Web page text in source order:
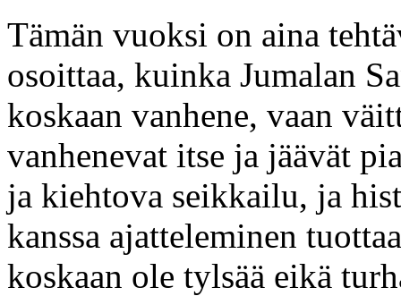
Tämän vuoksi on aina
osoittaa, kuinka Jumalan
koskaan vanhene, vaan
vanhenevat itse ja jäävät
ja kiehtova seikkailu, ja
kanssa ajatteleminen
koskaan ole tylsää eikä